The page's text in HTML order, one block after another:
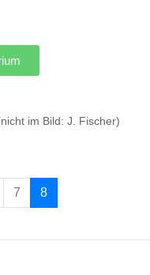
im Bild: J. Fischer)
7 8